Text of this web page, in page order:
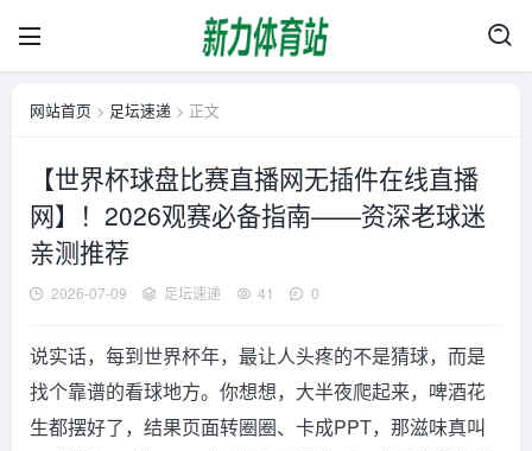
网站首页 > 足坛速递 > 正文
【世界杯球盘比赛直播网无插件在线直播
网】！2026观赛必备指南——资深老球迷
亲测推荐
2026-07-09 足坛速递 41 0
说实话，每到世界杯年，最让人头疼的不是猜球，而是
找个靠谱的看球地方。你想想，大半夜爬起来，啤酒花
生都摆好了，结果页面转圈圈、卡成PPT，那滋味真叫